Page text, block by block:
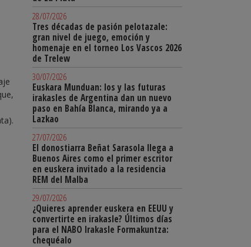
28/07/2026
Tres décadas de pasión pelotazale:
gran nivel de juego, emoción y
homenaje en el torneo Los Vascos 2026
de Trelew
30/07/2026
Euskara Munduan: los y las futuras
irakasles de Argentina dan un nuevo
paso en Bahía Blanca, mirando ya a
Lazkao
27/07/2026
El donostiarra Beñat Sarasola llega a
Buenos Aires como el primer escritor
en euskera invitado a la residencia
REM del Malba
29/07/2026
¿Quieres aprender euskera en EEUU y
convertirte en irakasle? Últimos días
para el NABO Irakasle Formakuntza:
chequéalo